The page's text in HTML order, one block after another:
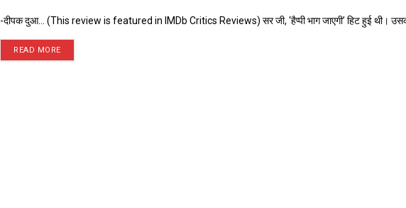
-दीपक दुआ... (This review is featured in IMDb Critics Reviews) सर जी, ‘हैप्पी भाग जाएगी’ हिट हुई थी।
READ MORE